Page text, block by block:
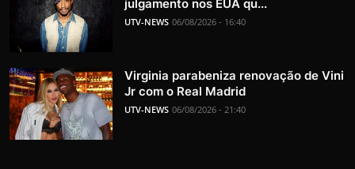
julgamento nos EUA qu...
UTV-NEWS 06/08/2026 - 16:40
Virginia parabeniza renovação de Vini
Jr com o Real Madrid
UTV-NEWS 06/08/2026 - 21:40